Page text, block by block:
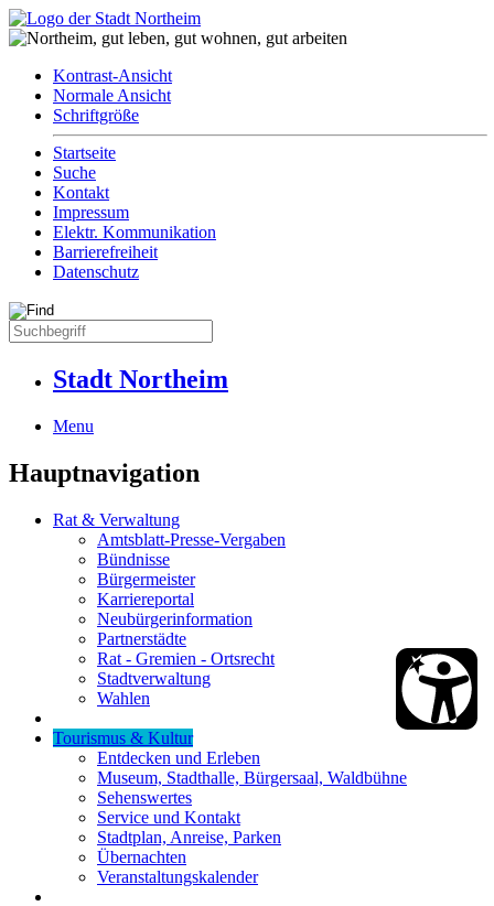
Kontrast-Ansicht
Normale Ansicht
Schriftgröße
Startseite
Suche
Kontakt
Impressum
Elektr. Kommunikation
Barrierefreiheit
Datenschutz
Stadt Northeim
Menu
Hauptnavigation
Rat & Verwaltung
Amtsblatt-Presse-Vergaben
Bündnisse
Bürgermeister
Karriereportal
Neubürgerinformation
Partnerstädte
Rat - Gremien - Ortsrecht
Stadtverwaltung
Wahlen
Tourismus & Kultur
Entdecken und Erleben
Museum, Stadthalle, Bürgersaal, Waldbühne
Sehenswertes
Service und Kontakt
Stadtplan, Anreise, Parken
Übernachten
Veranstaltungskalender